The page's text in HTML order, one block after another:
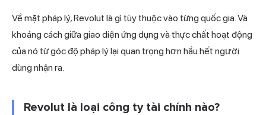
Về mặt pháp lý, Revolut là gì tùy thuộc vào từng quốc gia. Và
khoảng cách giữa giao diện ứng dụng và thực chất hoạt động
của nó từ góc độ pháp lý lại quan trọng hơn hầu hết người
dùng nhận ra.
Revolut là loại công ty tài chính nào?